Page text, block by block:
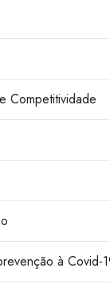
Competitividade
à Covid-